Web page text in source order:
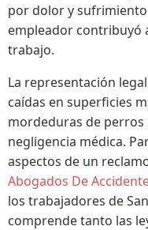
por dolor y
empleador contribuyó
trabajo.
La representación
caídas en superficies
mordeduras de
negligencia médica.
aspectos de un
Abogados De
los trabajadores de
comprende tanto las